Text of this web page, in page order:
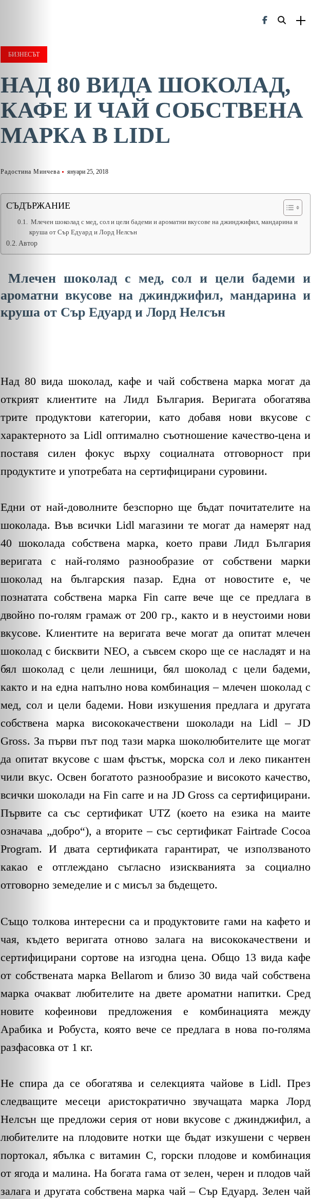
ЗА
НАС
СЪБИТИЯ
БИЗНЕСЪТ
ЕКО
и
БИЗНЕСЪТ
НАД 80 ВИДА ШОКОЛАД,
КАФЕ И ЧАЙ СОБСТВЕНА
МАРКА В LIDL
Радостина Минчева януари 25, 2018
СЪДЪРЖАНИЕ
Млечен шоколад с мед, сол и цели бадеми и ароматни вкусове на джинджифил, мандарина и
круша от Сър Едуард и Лорд Нелсън
Автор
Млечен шоколад с мед, сол и цели бадеми и
ароматни вкусове на джинджифил, мандарина и
круша от Сър Едуард и Лорд Нелсън
Над 80 вида шоколад, кафе и чай собствена марка могат да
открият клиентите на Лидл България. Веригата обогатява
трите продуктови категории, като добавя нови вкусове с
характерното за Lidl оптимално съотношение качество-цена и
поставя силен фокус върху социалната отговорност при
продуктите и употребата на сертифицирани суровини.
Едни от най-доволните безспорно ще бъдат почитателите на
шоколада. Във всички Lidl магазини те могат да намерят над
40 шоколада собствена марка, което прави Лидл България
веригата с най-голямо разнообразие от собствени марки
шоколад на българския пазар. Една от новостите е, че
познатата собствена марка Fin carre вече ще се предлага в
двойно по-голям грамаж от 200 гр., както и в неустоими нови
вкусове. Клиентите на веригата вече могат да опитат млечен
шоколад с бисквити NEO, а съвсем скоро ще се насладят и на
бял шоколад с цели лешници, бял шоколад с цели бадеми,
както и на една напълно нова комбинация – млечен шоколад с
мед, сол и цели бадеми. Нови изкушения предлага и другата
собствена марка висококачествени шоколади на Lidl – JD
Gross. За първи път под тази марка шоколюбителите ще могат
да опитат вкусове с шам фъстък, морска сол и леко пикантен
чили вкус. Освен богатото разнообразие и високото качество,
всички шоколади на Fin carre и на JD Gross са сертифицирани.
Първите са със сертификат UTZ (което на езика на маите
означава „добро“), а вторите – със сертификат Fairtrade Cocoa
Program. И двата сертификата гарантират, че използваното
какао е отглеждано съгласно изискванията за социално
отговорно земеделие и с мисъл за бъдещето.
Също толкова интересни са и продуктовите гами на кафето и
чая, където веригата отново залага на висококачествени и
сертифицирани сортове на изгодна цена. Общо 13 вида кафе
от собствената марка Bellarom и близо 30 вида чай собствена
марка очакват любителите на двете ароматни напитки. Сред
новите кофеинови предложения е комбинацията между
Арабика и Робуста, която вече се предлага в нова по-голяма
разфасовка от 1 кг.
Не спира да се обогатява и селекцията чайове в Lidl. През
следващите месеци аристократично звучащата марка Лорд
Нелсън ще предложи серия от нови вкусове с джинджифил, а
любителите на плодовите нотки ще бъдат изкушени с червен
портокал, ябълка с витамин С, горски плодове и комбинация
от ягода и малина. На богата гама от зелен, черен и плодов чай
залага и другата собствена марка чай – Сър Едуард. Зелен чай